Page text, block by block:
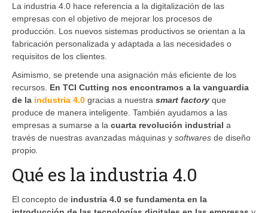
La industria 4.0 hace referencia a la digitalización de las
empresas con el objetivo de mejorar los procesos de
producción. Los nuevos sistemas productivos se orientan a la
fabricación personalizada y adaptada a las necesidades o
requisitos de los clientes.
Asimismo, se pretende una asignación más eficiente de los
recursos. En TCI Cutting nos encontramos a la vanguardia
de la industria 4.0 gracias a nuestra smart factory que
produce de manera inteligente. También ayudamos a las
empresas a sumarse a la cuarta revolución industrial a
través de nuestras avanzadas máquinas y softwares de diseño
propio
Qué es la industria 4.0
El concepto de industria 4.0 se fundamenta en la